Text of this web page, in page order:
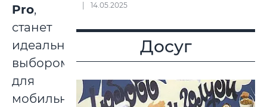
Pro,
станет
идеальным
выбором
для
мобильного
14.05.2025
Досуг